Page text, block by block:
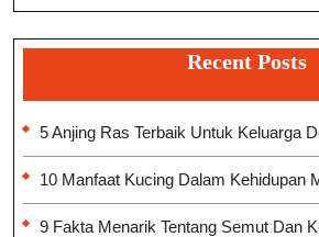
Recent Posts
5 Anjing Ras Terbaik Untuk Keluarga
10 Manfaat Kucing Dalam Kehidupan
9 Fakta Menarik Tentang Semut Dan